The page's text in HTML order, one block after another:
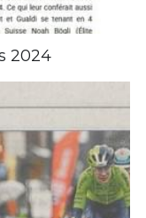
2024